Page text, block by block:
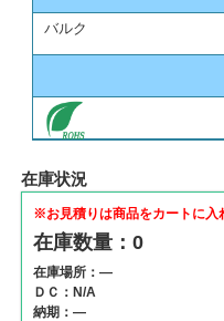
バルク
在庫状況
※お見積りは商品をカートに入
在庫数量：0
在庫場所：―
ＤＣ：N/A
納期：―